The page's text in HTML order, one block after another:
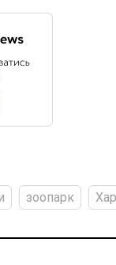
зоопарк